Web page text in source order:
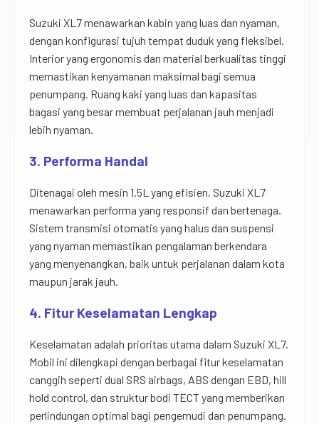
Suzuki XL7 menawarkan kabin yang luas dan nyaman,
dengan konfigurasi tujuh tempat duduk yang fleksibel.
Interior yang ergonomis dan material berkualitas tinggi
memastikan kenyamanan maksimal bagi semua
penumpang. Ruang kaki yang luas dan kapasitas
bagasi yang besar membuat perjalanan jauh menjadi
lebih nyaman.
3. Performa Handal
Ditenagai oleh mesin 1.5L yang efisien, Suzuki XL7
menawarkan performa yang responsif dan bertenaga.
Sistem transmisi otomatis yang halus dan suspensi
yang nyaman memastikan pengalaman berkendara
yang menyenangkan, baik untuk perjalanan dalam kota
maupun jarak jauh.
4. Fitur Keselamatan Lengkap
Keselamatan adalah prioritas utama dalam Suzuki XL7.
Mobil ini dilengkapi dengan berbagai fitur keselamatan
canggih seperti dual SRS airbags, ABS dengan EBD, hill
hold control, dan struktur bodi TECT yang memberikan
perlindungan optimal bagi pengemudi dan penumpang.